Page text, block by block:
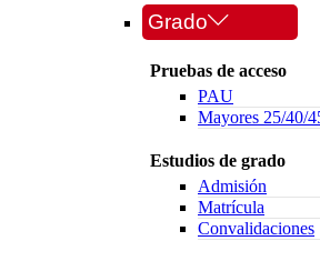
Grado
Pruebas de acceso
PAU
Mayores 25/40/
Estudios de grado
Admisión
Matrícula
Convalidaciones